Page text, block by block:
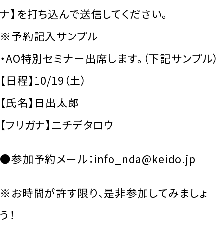
ナ】を打ち込んで送信してください。
※予約記入サンプル
・AO特別セミナー出席します。（下記サンプル）
【日程】10/19（土）
【氏名】日出太郎
【フリガナ】ニチデタロウ
●参加予約メール：info_nda@keido.jp
※お時間が許す限り、是非参加してみましょ
う！